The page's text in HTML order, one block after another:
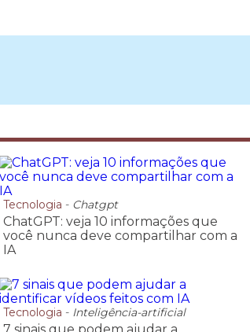
Tecnologia - Chatgpt
ChatGPT: veja 10 informações que
você nunca deve compartilhar com a
IA
Tecnologia - Inteligência-artificial
7 sinais que podem ajudar a